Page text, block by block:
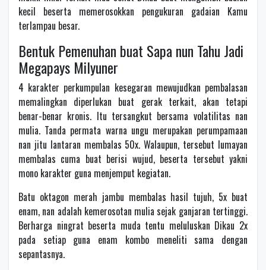
kecil beserta memerosokkan pengukuran gadaian Kamu
terlampau besar.
Bentuk Pemenuhan buat Sapa nun Tahu Jadi
Megapays Milyuner
4 karakter perkumpulan kesegaran mewujudkan pembalasan
memalingkan diperlukan buat gerak terkait, akan tetapi
benar-benar kronis. Itu tersangkut bersama volatilitas nan
mulia. Tanda permata warna ungu merupakan perumpamaan
nan jitu lantaran membalas 50x. Walaupun, tersebut lumayan
membalas cuma buat berisi wujud, beserta tersebut yakni
mono karakter guna menjemput kegiatan.
Batu oktagon merah jambu membalas hasil tujuh, 5x buat
enam, nan adalah kemerosotan mulia sejak ganjaran tertinggi.
Berharga ningrat beserta muda tentu meluluskan Dikau 2x
pada setiap guna enam kombo meneliti sama dengan
sepantasnya.